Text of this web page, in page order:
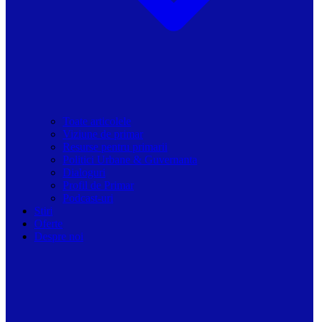
Toate articolele
Viziune de primar
Resurse pentru primarii
Politici Urbane & Guvernanta
Dialoguri
Profil de Primar
Podcast-uri
Stiri
Oferte
Despre noi